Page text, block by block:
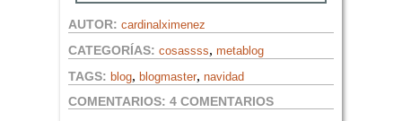
AUTOR: cardinalximenez
CATEGORÍAS: cosassss,metablog
TAGS: blog,blogmaster,navidad
COMENTARIOS:4 COMENTARIOS